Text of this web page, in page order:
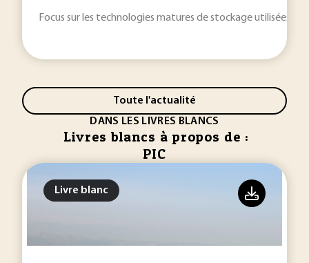
Focus sur les technologies matures de stockage utilisées
Toute l'actualité
DANS LES LIVRES BLANCS
Livres blancs à propos de :
PIC
Livre blanc